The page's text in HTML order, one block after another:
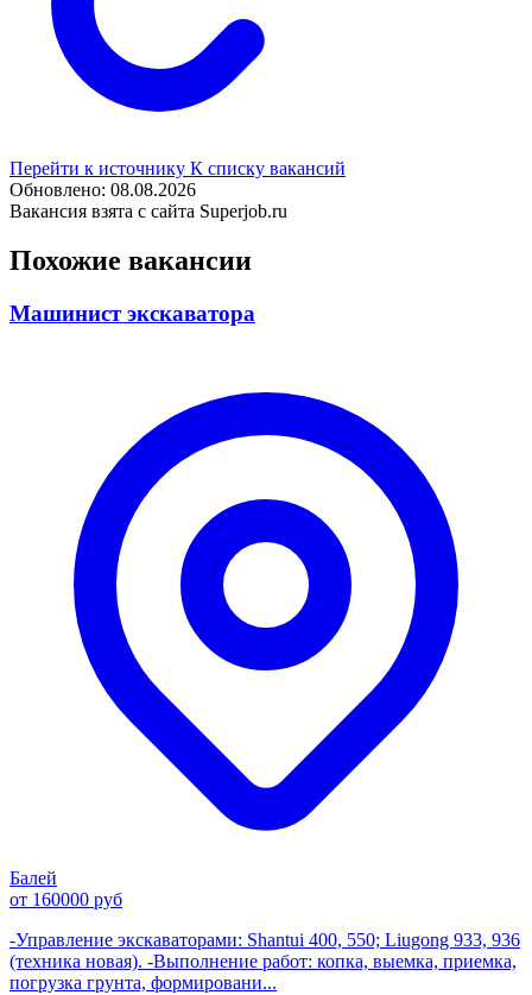
Перейти к источнику К списку вакансий
Обновлено: 08.08.2026
Вакансия взята с сайта Superjob.ru
Похожие вакансии
Машинист экскаватора
Балей
от 160000 руб
-Управление экскаваторами: Shantui 400, 550; Liugong 933, 936
(техника новая). -Выполнение работ: копка, выемка, приемка,
погрузка грунта, формировани...